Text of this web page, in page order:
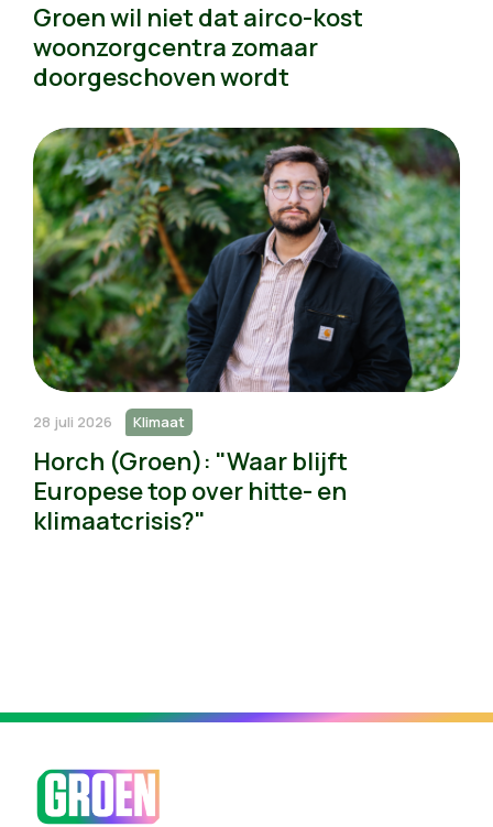
Groen wil niet dat airco-kost
woonzorgcentra zomaar
doorgeschoven wordt
28 juli 2026 Klimaat
Horch (Groen): "Waar blijft
Europese top over hitte- en
klimaatcrisis?"